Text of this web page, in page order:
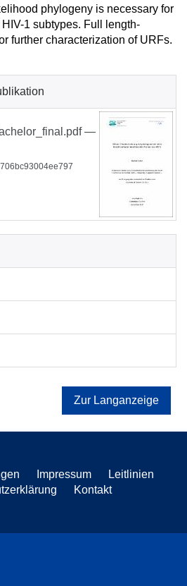
phylogeny is necessary for
1 subtypes. Full length-
further characterization of URFs.
—
Zur Langanzeige
Impressum
Leitlinien
Kontakt